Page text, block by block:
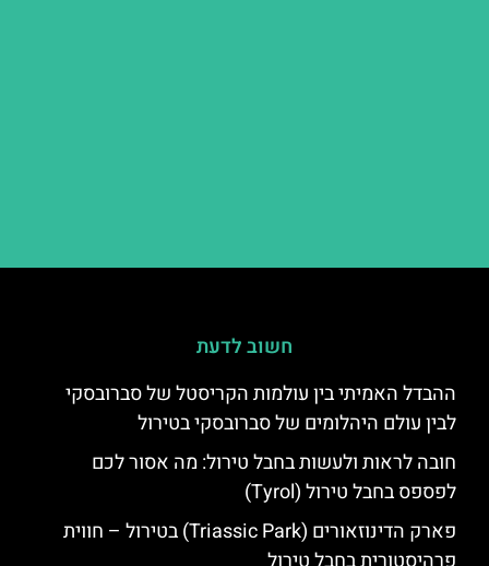
חשוב לדעת
ההבדל האמיתי בין עולמות הקריסטל של סברובסקי
לבין עולם היהלומים של סברובסקי בטירול
חובה לראות ולעשות בחבל טירול: מה אסור לכם
לפספס בחבל טירול (Tyrol)
פארק הדינוזאורים (Triassic Park) בטירול – חווית